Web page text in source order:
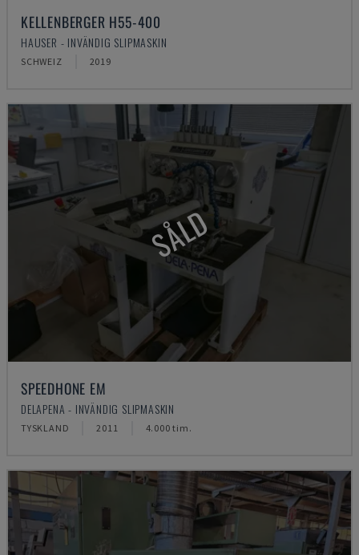
KELLENBERGER H55-400
HAUSER - INVÄNDIG SLIPMASKIN
SCHWEIZ 2019
SÅLD
SPEEDHONE EM
DELAPENA - INVÄNDIG SLIPMASKIN
TYSKLAND 2011 4.000 tim.